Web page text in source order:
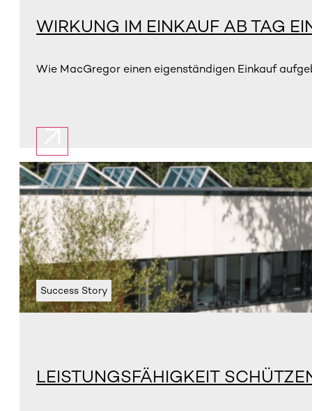
WIRKUNG IM EINKAUF AB TAG
Wie MacGregor einen eigenständigen Einkauf
Success Story
LEISTUNGSFÄHIGKEIT